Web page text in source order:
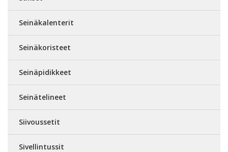
Seinäkalenterit
Seinäkoristeet
Seinäpidikkeet
Seinätelineet
Siivoussetit
Sivellintussit